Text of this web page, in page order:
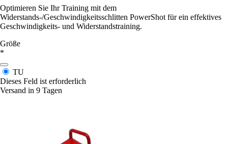
Optimieren Sie Ihr Training mit dem
Widerstands-/Geschwindigkeitsschlitten PowerShot für ein effektives
Geschwindigkeits- und Widerstandstraining.
Größe
*
TU
Dieses Feld ist erforderlich
Versand in 9 Tagen